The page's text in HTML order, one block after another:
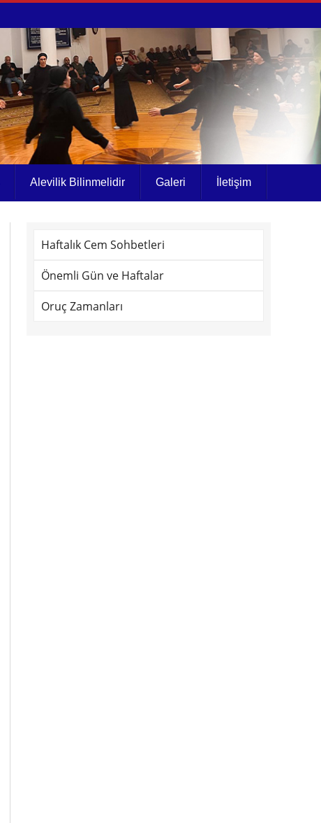
Alevilik Bilinmelidir Galeri İletişim
Haftalık Cem Sohbetleri
Önemli Gün ve Haftalar
Oruç Zamanları